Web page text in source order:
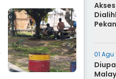
Dialihkan ke
01 Agu